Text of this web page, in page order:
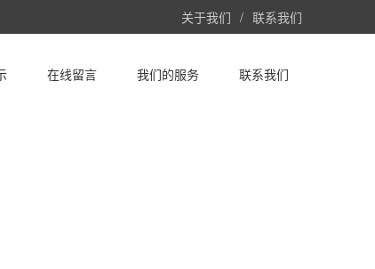
关于我们 / 联系我们
在线留言 我们的服务 联系我们